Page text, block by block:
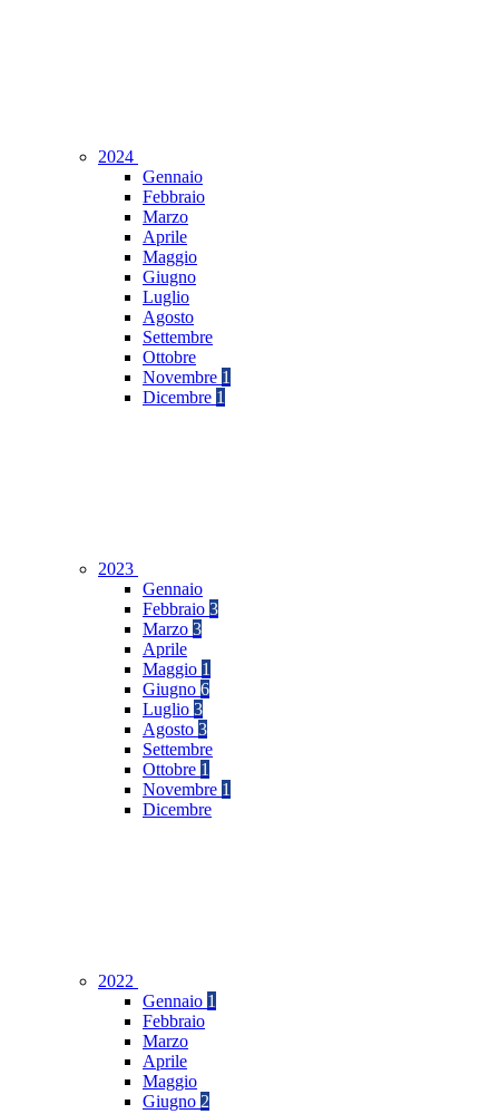
2024
Gennaio
Febbraio
Marzo
Aprile
Maggio
Giugno
Luglio
Agosto
Settembre
Ottobre
Novembre 1
Dicembre 1
2023
Gennaio
Febbraio 3
Marzo 3
Aprile
Maggio 1
Giugno 6
Luglio 3
Agosto 3
Settembre
Ottobre 1
Novembre 1
Dicembre
2022
Gennaio 1
Febbraio
Marzo
Aprile
Maggio
Giugno 2